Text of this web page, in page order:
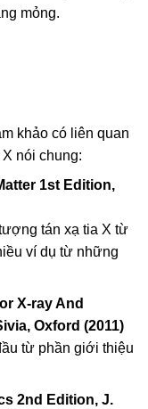
mỏng.
khảo có liên quan
nói chung:
1st Edition,
tán xạ tia X từ
ví dụ từ những
X-ray And
Oxford (2011)
từ phần giới thiệu
2nd Edition, J.